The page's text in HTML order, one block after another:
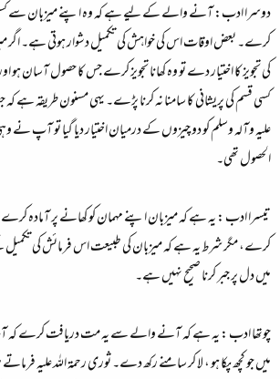
دوسرا ادب:آنے والے کے لیے ہے کہ وہ اپنے میزبان سے کسی
کرے۔ بعض اوقات اس کی خواہش کی تکمیل دشوار ہوتی ہے۔ اگر
کی تجویز کا اختیار دے تو وہ کھانا تجویز کرے جس کا حصول آسان ہو
کسی قسم کی پریشانی کا سامنا نہ کرنا پڑے۔ یہی مسنون طریقہ ہے
علیہ وآلہ وسلم کو دو چیزوں کے درمیان اختیار دیا گیا تو آپ نے
الحصول تھی۔
تیسرا ادب :یہ ہے کہ میزبان اپنے مہمان کو کھانے پر آمادہ
کرے، مگر شرط یہ ہے کہ میزبان کی طبیعت اس فرمائش کی تکمیل
میں دل پر جبر کرنا صحیح نہیں ہے۔
چوتھا ادب :یہ ہے کہ آنے والے سے یہ مت دریافت کرے کہ
میں جو کچھ پکا ہو ، لا کر سامنے رکھ دے۔ ثوری رحمۃ اللہ علیہ